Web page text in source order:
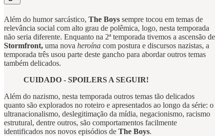
Além do humor sarcástico, The Boys sempre tocou em temas de
relevância social com alto grau de polêmica, logo, nesta temporada
não seria diferente. Enquanto na 2ª temporada tivemos a ascensão de
Stormfront, uma nova heroína com postura e discursos nazistas, a
temporada três usou parte deste gancho para abordar outros temas
também delicados.
CUIDADO - SPOILERS A SEGUIR!
Além do nazismo, nesta temporada outros temas tão delicados
quanto são explorados no roteiro e apresentados ao longo da série: o
ultranacionalismo, deslegitimação da mídia, negacionismo, racismo
estrutural, dentre outros, são comportamentos facilmente
identificados nos novos episódios de The Boys.